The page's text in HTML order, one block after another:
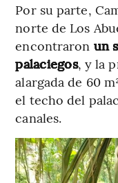
Por su parte,
norte de Los
encontraron un
palaciegos, y la
alargada de 60
el techo del
canales.